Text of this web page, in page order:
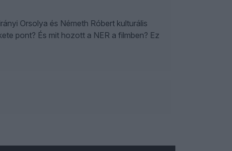
Orsolya és Németh Róbert kulturális
pont? És mit hozott a NER a filmben? Ez